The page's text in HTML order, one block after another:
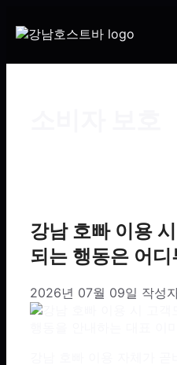
강남 호빠 이용
되는 행동은 어
2026년 07월 09일 작성